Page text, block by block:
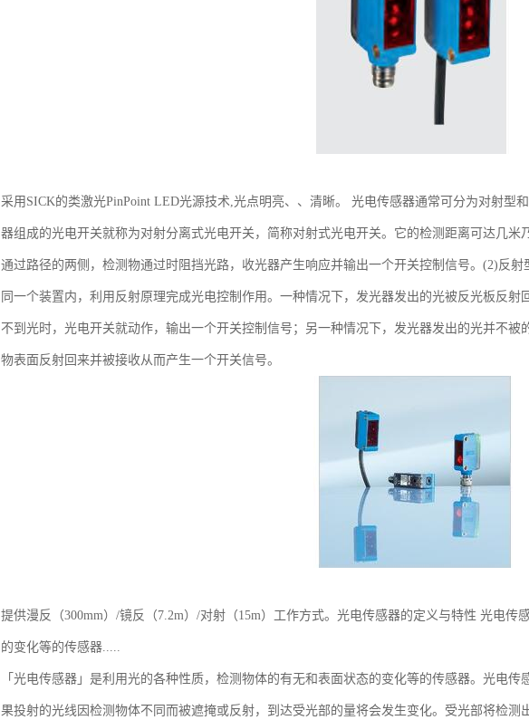
采用SICK的类激光PinPoint LED光源技术,光点明亮、、清晰。 光电传感器通常可分为对射型
器组成的光电开关就称为对射分离式光电开关，简称对射式光电开关。它的检测距离可达几
通过路径的两侧，检测物通过时阻挡光路，收光器产生响应并输出一个开关控制信号。(2)反
同一个装置内，利用反射原理完成光电控制作用。一种情况下，发光器发出的光被反光板反
不到光时，光电开关就动作，输出一个开关控制信号；另一种情况下，发光器发出的光并不被
物表面反射回来并被接收从而产生一个开关信号。
提供漫反（300mm）/镜反（7.2m）/对射（15m）工作方式。光电传感器的定义与特性 光电
的变化等的传感器.....
「光电传感器」是利用光的各种性质，检测物体的有无和表面状态的变化等的传感器。光电
果投射的光线因检测物体不同而被遮掩或反射，到达受光部的量将会发生变化。受光部将检